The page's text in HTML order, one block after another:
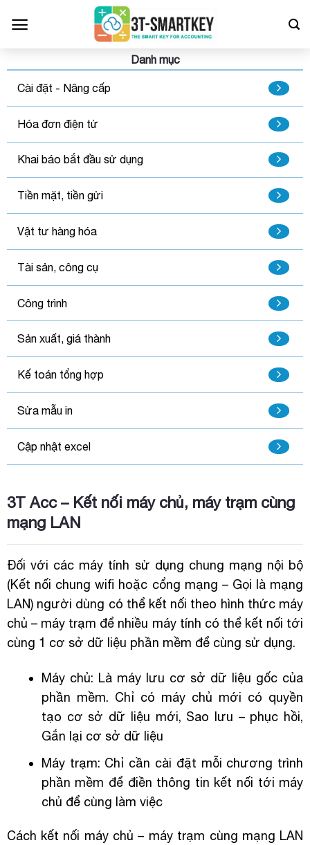
qua
Danh mục
Cài đặt - Nâng cấp
Hóa đơn điện tử
Khai báo bắt đầu sử dụng
Tiền mặt, tiền gửi
Vật tư hàng hóa
Tài sản, công cụ
Công trình
Sản xuất, giá thành
Kế toán tổng hợp
Sửa mẫu in
Cập nhật excel
3T Acc – Kết nối máy chủ, máy trạm cùng
mạng LAN
Đối với các máy tính sử dụng chung mạng nội bộ
(Kết nối chung wifi hoặc cổng mạng – Gọi là mạng
LAN) người dùng có thể kết nối theo hình thức máy
chủ – máy trạm để nhiều máy tính có thể kết nối tới
cùng 1 cơ sở dữ liệu phần mềm để cùng sử dụng.
Máy chủ: Là máy lưu cơ sở dữ liệu gốc của
phần mềm. Chỉ có máy chủ mới có quyền
tạo cơ sở dữ liệu mới, Sao lưu – phục hồi,
Gắn lại cơ sở dữ liệu
Máy trạm: Chỉ cần cài đặt mỗi chương trình
phần mềm để điền thông tin kết nối tới máy
chủ để cùng làm việc
Cách kết nối máy chủ – máy trạm cùng mạng LAN